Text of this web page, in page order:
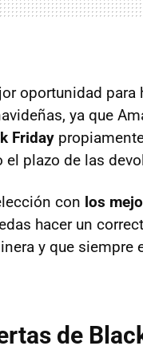
oportunidad
ya que
Friday
plazo de las
con los
hacer un
y que siempre
de